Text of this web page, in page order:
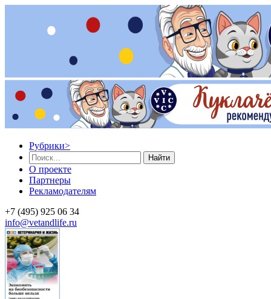
Рубрики>
Найти
О проекте
Партнеры
Рекламодателям
+7 (495) 925 06 34
info@vetandlife.ru